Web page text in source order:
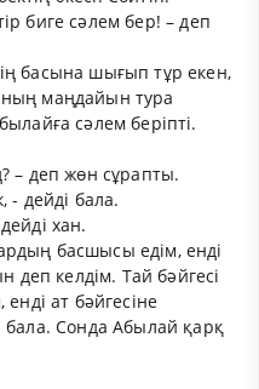
биге сәлем бер! – деп
басына шығып тұр екен,
маңдайын тура
сәлем беріпті.
– деп жөн сұрапты.
- дейді бала.
хан.
басшысы едім, енді
келдім. Тай бәйгесі
ат бәйгесіне
бала. Сонда Абылай қарқ